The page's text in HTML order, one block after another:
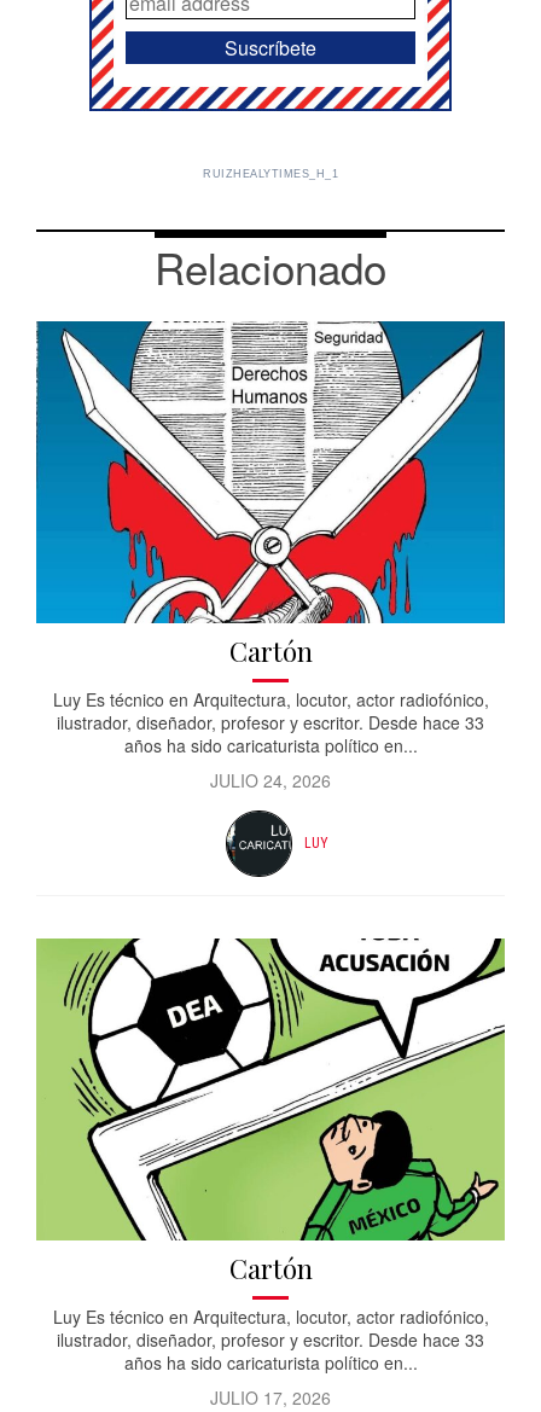
RUIZHEALYTIMES_H_1
Relacionado
Cartón
Luy Es técnico en Arquitectura, locutor, actor radiofónico,
ilustrador, diseñador, profesor y escritor. Desde hace 33
años ha sido caricaturista político en...
JULIO 24, 2026
LUY
Cartón
Luy Es técnico en Arquitectura, locutor, actor radiofónico,
ilustrador, diseñador, profesor y escritor. Desde hace 33
años ha sido caricaturista político en...
JULIO 17, 2026